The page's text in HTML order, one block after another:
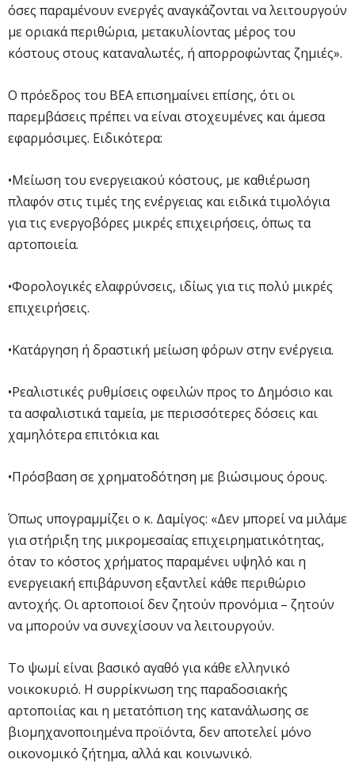
όσες παραμένουν ενεργές αναγκάζονται να λειτουργούν
με οριακά περιθώρια, μετακυλίοντας μέρος του
κόστους στους καταναλωτές, ή απορροφώντας ζημιές».
Ο πρόεδρος του ΒΕΑ επισημαίνει επίσης, ότι οι
παρεμβάσεις πρέπει να είναι στοχευμένες και άμεσα
εφαρμόσιμες. Ειδικότερα:
•Μείωση του ενεργειακού κόστους, με καθιέρωση
πλαφόν στις τιμές της ενέργειας και ειδικά τιμολόγια
για τις ενεργοβόρες μικρές επιχειρήσεις, όπως τα
αρτοποιεία.
•Φορολογικές ελαφρύνσεις, ιδίως για τις πολύ μικρές
επιχειρήσεις.
•Κατάργηση ή δραστική μείωση φόρων στην ενέργεια.
•Ρεαλιστικές ρυθμίσεις οφειλών προς το Δημόσιο και
τα ασφαλιστικά ταμεία, με περισσότερες δόσεις και
χαμηλότερα επιτόκια και
•Πρόσβαση σε χρηματοδότηση με βιώσιμους όρους.
Όπως υπογραμμίζει ο κ. Δαμίγος: «Δεν μπορεί να μιλάμε
για στήριξη της μικρομεσαίας επιχειρηματικότητας,
όταν το κόστος χρήματος παραμένει υψηλό και η
ενεργειακή επιβάρυνση εξαντλεί κάθε περιθώριο
αντοχής. Οι αρτοποιοί δεν ζητούν προνόμια – ζητούν
να μπορούν να συνεχίσουν να λειτουργούν.
Το ψωμί είναι βασικό αγαθό για κάθε ελληνικό
νοικοκυριό. Η συρρίκνωση της παραδοσιακής
αρτοποιίας και η μετατόπιση της κατανάλωσης σε
βιομηχανοποιημένα προϊόντα, δεν αποτελεί μόνο
οικονομικό ζήτημα, αλλά και κοινωνικό.